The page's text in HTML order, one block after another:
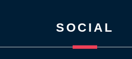
SOCIAL